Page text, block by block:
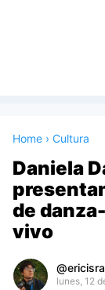
Home › Cultura
Daniela
de
vivo
lunes, 12